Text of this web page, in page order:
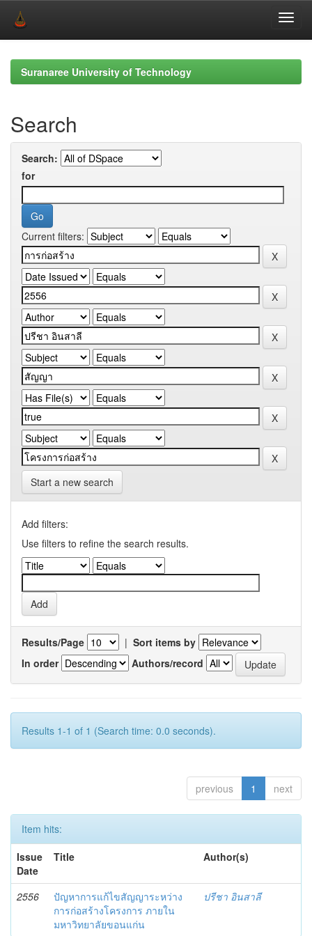
navigationSuranaree University of Technology
Search
Search:
for
Current filters:
Start a new search
Add filters:
Use filters to refine the search results.
Results/Page | Sort items by
In order
Authors/record
Results 1-1 of 1 (Search time: 0.0 seconds).
previous 1 next
Item hits:
Issue
Date
Title Author(s)
2556
ปัญหาการแก้ไขสัญญาระหว่าง
การก่อสร้างโครงการ ภายใน
มหาวิทยาลัยขอนแก่น
ปรีชา อินสาลี